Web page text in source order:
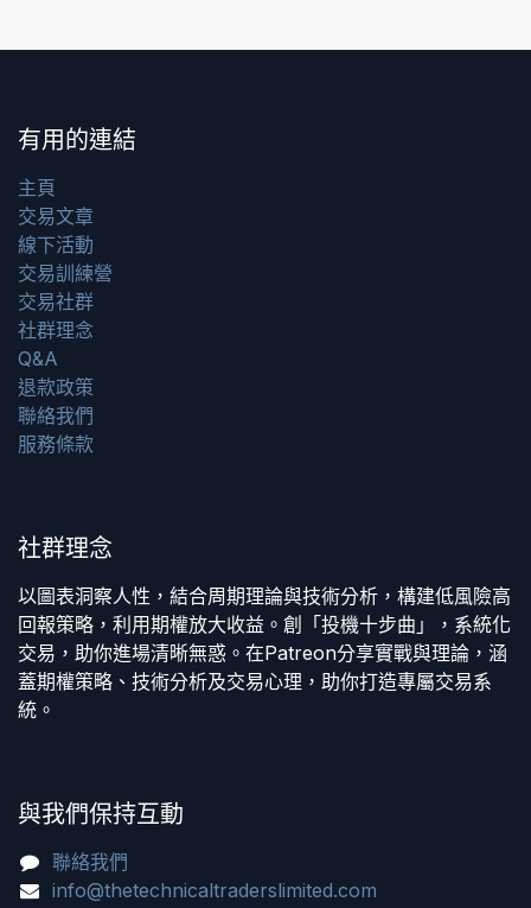
有用的連結
主頁
交易文章
線下活動
交易訓練營
交易社群
社群理念
Q&A
退款政策
聯絡我們
服務條款
社群理念
以圖表洞察人性，結合周期理論與技術分析，構建低風險高
回報策略，利用期權放大收益。創「投機十步曲」，系統化
交易，助你進場清晰無惑。在Patreon分享實戰與理論，涵
蓋期權策略、技術分析及交易心理，助你打造專屬交易系
統。
與我們保持互動
聯絡我們
info@thetechnicaltraderslimited.com